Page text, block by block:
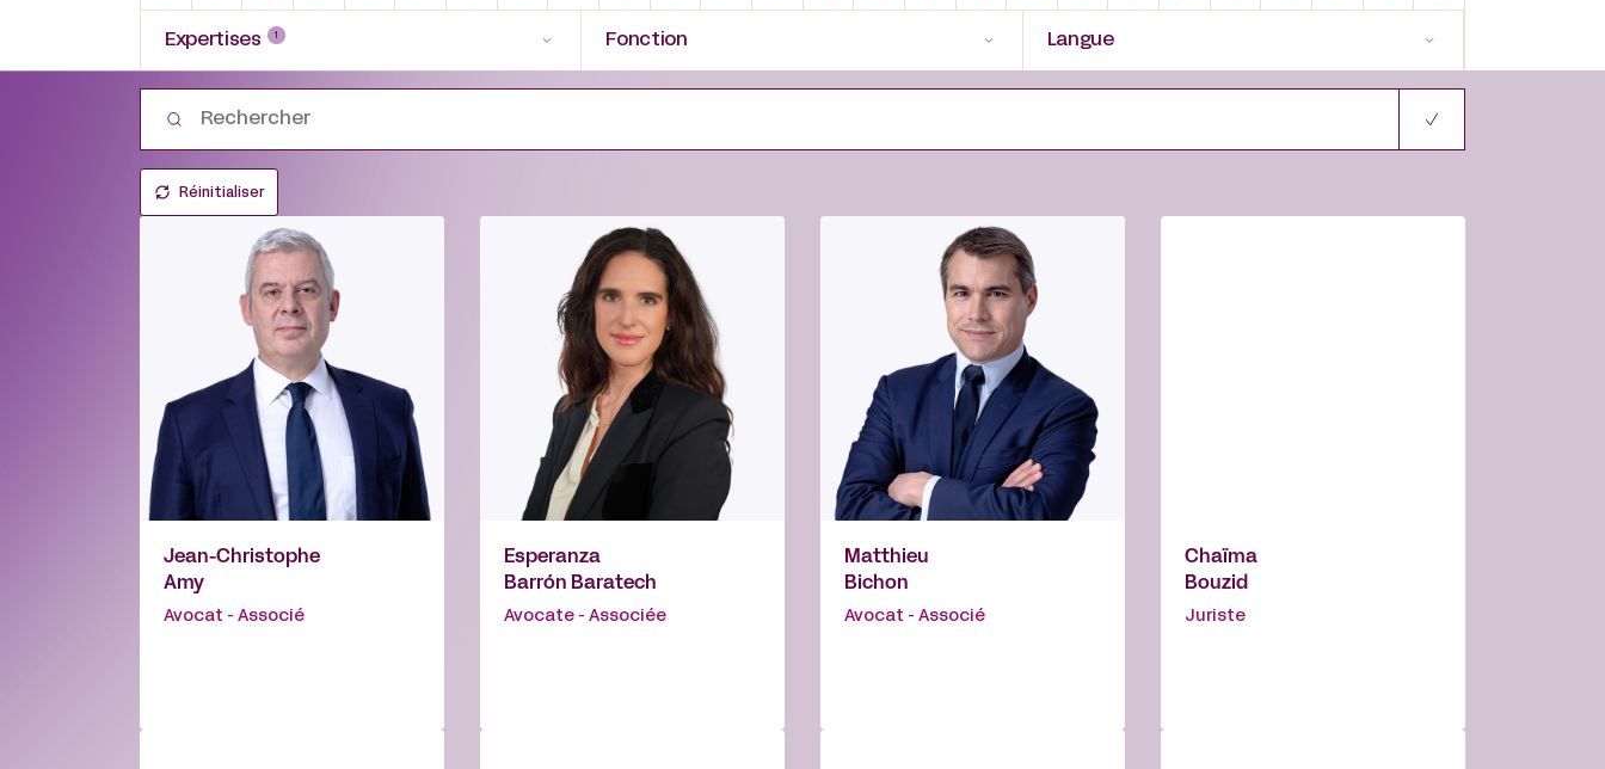
Expertises 1 Fonction Langue
Réinitialiser
Jean-Christophe
Amy
Avocat - Associé
Esperanza
Barrón Baratech
Avocate - Associée
Matthieu
Bichon
Avocat - Associé
Chaïma
Bouzid
Juriste